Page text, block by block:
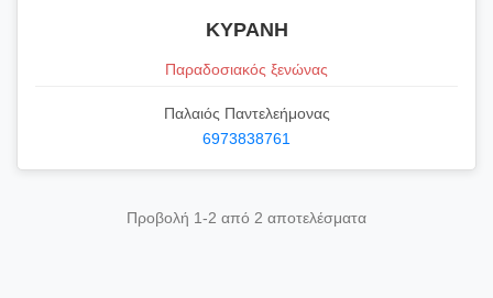
ΚΥΡΑΝΗ
Παραδοσιακός ξενώνας
Παλαιός Παντελεήμονας
6973838761
Προβολή 1-2 από 2 αποτελέσματα